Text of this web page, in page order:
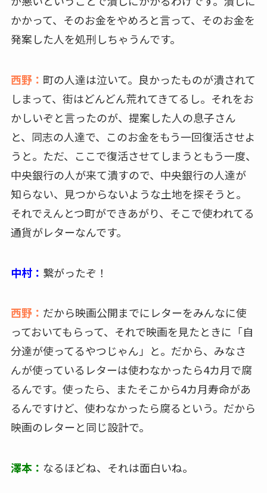
かかって、そのお金をやめろと言って、そのお金を
発案した人を処刑しちゃうんです。
西野： 町の人達は泣いて。良かったものが潰されて
しまって、街はどんどん荒れてきてるし。それをお
かしいぞと言ったのが、提案した人の息子さん
と、同志の人達で、このお金をもう一回復活させよ
うと。ただ、ここで復活させてしまうともう一度、
中央銀行の人が来て潰すので、中央銀行の人達が
知らない、見つからないような土地を探そうと。
それでえんとつ町ができあがり、そこで使われてる
通貨がレターなんです。
中村： 繋がったぞ！
西野： だから映画公開までにレターをみんなに使
っておいてもらって、それで映画を見たときに「自
分達が使ってるやつじゃん」と。だから、みなさ
んが使っているレターは使わなかったら4カ月で腐
るんです。使ったら、またそこから4カ月寿命があ
るんですけど、使わなかったら腐るという。だから
映画のレターと同じ設計で。
澤本： なるほどね、それは面白いね。